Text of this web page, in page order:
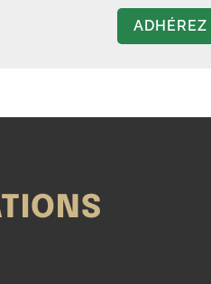
ADHÉREZ